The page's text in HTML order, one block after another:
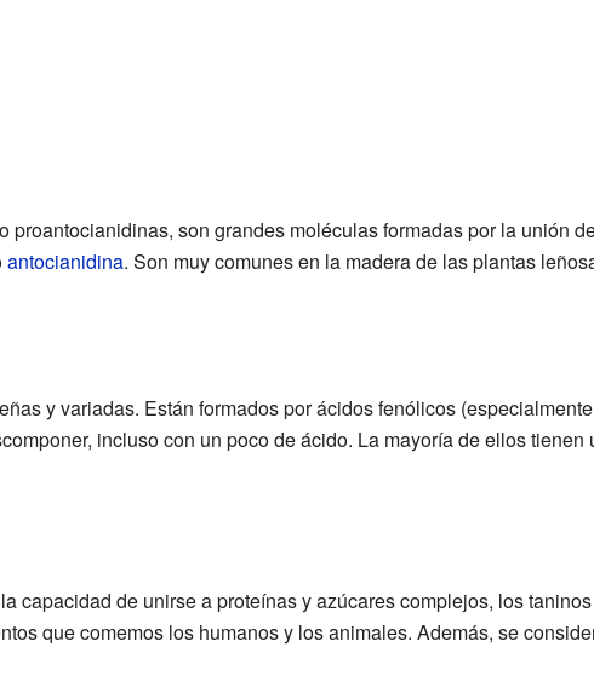
son grandes moléculas formadas por la unión
antocianidina. Son muy comunes en la madera de las plantas
y variadas. Están formados por ácidos fenólicos
incluso con un poco de ácido. La mayoría de ellos tienen
capacidad de unirse a proteínas y azúcares complejos, los taninos
que comemos los humanos y los animales. Además, se